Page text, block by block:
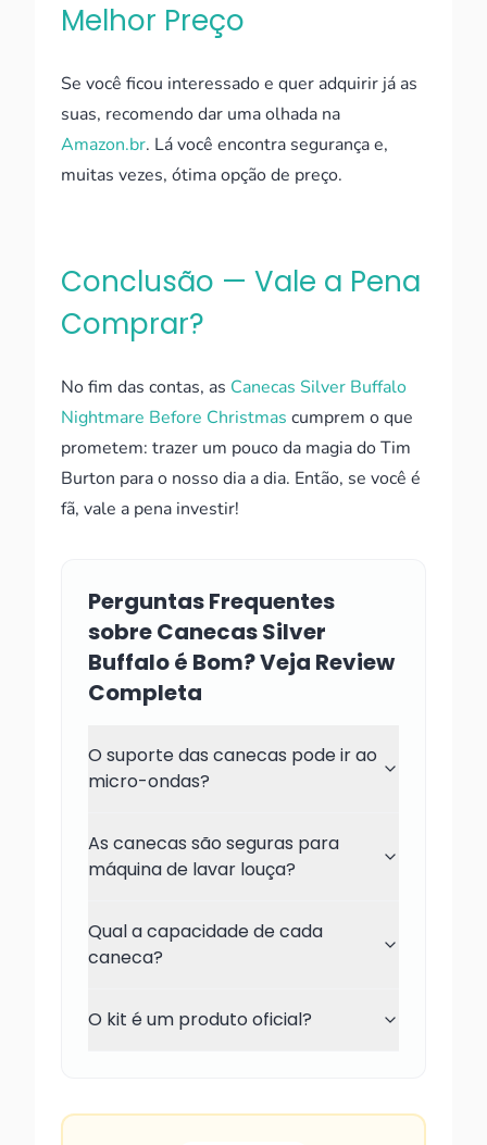
Melhor Preço
Se você ficou interessado e quer adquirir já as
suas, recomendo dar uma olhada na
Amazon.br. Lá você encontra segurança e,
muitas vezes, ótima opção de preço.
Conclusão — Vale a Pena
Comprar?
No fim das contas, as Canecas Silver Buffalo
Nightmare Before Christmas cumprem o que
prometem: trazer um pouco da magia do Tim
Burton para o nosso dia a dia. Então, se você é
fã, vale a pena investir!
Perguntas Frequentes
sobre Canecas Silver
Buffalo é Bom? Veja Review
Completa
O suporte das canecas pode ir ao
micro-ondas?
As canecas são seguras para
máquina de lavar louça?
Qual a capacidade de cada
caneca?
O kit é um produto oficial?